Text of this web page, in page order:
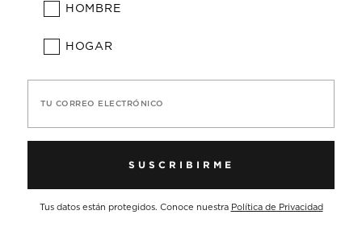
HOMBRE
HOGAR
TU CORREO ELECTRÓNICO
SUSCRIBIRME
Tus datos están protegidos. Conoce nuestra Política de Privacidad